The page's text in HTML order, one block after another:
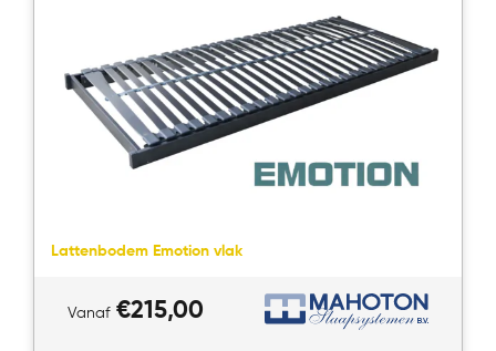
Lattenbodem Emotion vlak
Vanaf €215,00